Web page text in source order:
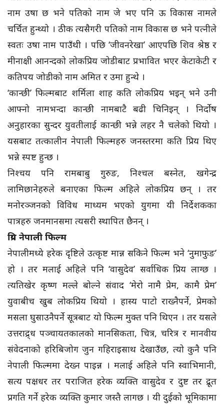
नाम उषा छ भने पतिको नाम जे भए पनि ऊ विकास नामले
चर्चित हुन्थ्यो । ठीक त्यसैगरी पतिको नाम विकास छ भने पत्नीले
स्वतः उषा नाम पाउँथी । पछि ‘जीवनरेखा’ आएपछि शिव श्रेष्ठ र
मीनाक्षी आनन्दको लोकप्रिय जोडीबाट प्रभावित भएर केटाकेटी र
कतिपय जोडीको नाम अमित र उमा हुन्थे ।
‘कान्छी’ फिल्मबाट शर्मिला शाह कति लोकप्रिय भइन् भने उनी
आफ्नो नामभन्दा कान्छी नामबाटै बढी चिनिइन् । निर्दोष
अनुहारका सुन्दर युवतीलाई कान्छी भन्ने लहर नै चलेको थियो ।
यसबाट तत्कालीन नेपाली फिल्महरु जनस्तरमा कति प्रिय थिए
भन्ने स्पष्ट हुन्छ ।
निश्चय पनि रामबाबु गुरुङ, निश्चल बस्नेत, खगेन्द्र
लामिछानेहरुले बनाएका फिल्म अहिले लोकप्रिय छन् । तर
मनोरञ्जनको विविध माध्यम भएको युगमा यी निर्देशकका
पात्रहरु जनमानसमा त्यसरी स्थापित छैनन् ।
प्रिय नेपाली फिल्म
नेपालीमध्ये हरेक दृष्टिले उत्कृष्ट मान्न सकिने फिल्म भने ‘नुमाफुङ’
हो । तर मलाई अहिले पनि ‘वासुदेव’ सर्वाधिक प्रिय लाग्छ ।
त्यतिखेर कृष्ण मल्ले बोल्ने संवाद ‘मेरो नामै प्रेम, कामै प्रेम’
युवाबीच खुब लोकप्रिय थियो । हास्य पाटो राख्नैपर्ने, प्रेमको
मसला घुसाउनैपर्ने सूत्रबाट यो फिल्म मुक्त पनि थिएन । तर यसले
उत्तराद्र्ध पञ्चायतकालको मानसिकता, चित्र, चरित्र र मानवीय
संवेदनाको हरिबिजोग जुन गहिराइसाथ देखाउँछ, त्यो कुनै पनि
नेपाली फिल्ममा देख्न पाइन्न । मलाई अहिले पनि स्वाभिमानी,
सत्य पक्षधर तर पराजित हरेक व्यक्ति वासुदेव र दुष्ट तर द्रूत
प्रगति गर्ने हरेक व्यक्ति कुमार जस्तै लागछ । यी दुईको भूमिकामा